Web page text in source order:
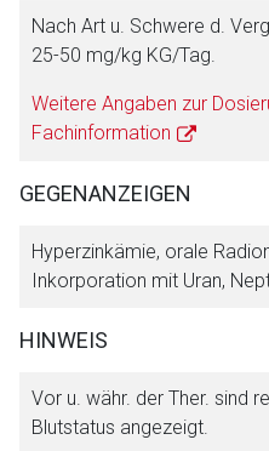
Nach Art u. Schwere d.
25-50 mg/kg KG/Tag.
Weitere Angaben zur
Fachinformation
GEGENANZEIGEN
Hyperzinkämie, orale
Inkorporation mit Uran,
HINWEIS
Vor u. währ. der Ther. sind
Blutstatus angezeigt.
Der von Ihnen aufgerufene
Betreiber verantwortlich.
Datenschutzbestimmungen.